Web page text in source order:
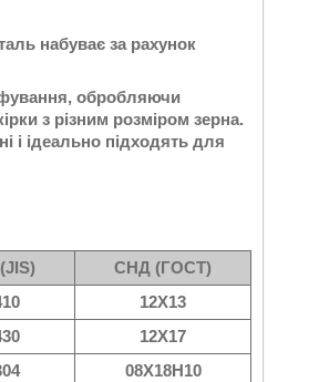
набуває за рахунок
обробляючи
з різним розміром зерна.
і ідеально підходять для
СНД (ГОСТ)
12Х13
12Х17
08Х18Н10